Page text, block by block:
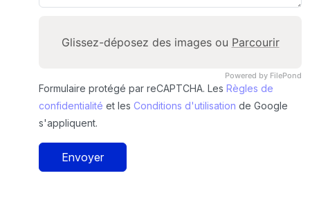
Powered by FilePond
Glissez-déposez des images ou Parcourir
Formulaire protégé par reCAPTCHA. Les Règles de
confidentialité et les Conditions d'utilisation de Google
s'appliquent.
Envoyer